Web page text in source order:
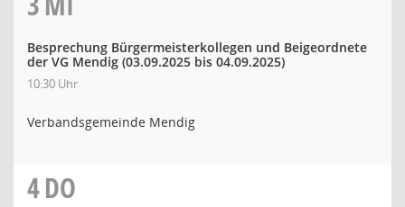
Besprechung Bürgermeisterkollegen und Beigeordnete
der VG Mendig (03.09.2025 bis 04.09.2025)
10:30 Uhr
Verbandsgemeinde Mendig
4DO